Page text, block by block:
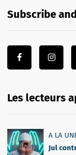
Subscribe
Les lecteurs
A LA
Jul